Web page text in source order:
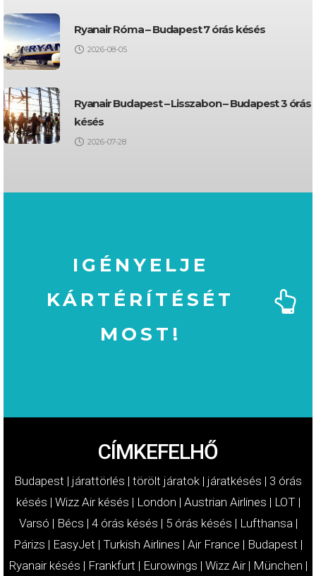
Ryanair Róma – Budapest 7 órás késés
2026-08-05
Ryanair Budapest – Lisszabon – Budapest 3 órás
késés
2026-07-28
IGÉNYELJE
KÁRTÉRÍTÉSÉT
MOST!
CÍMKEFELHŐ
Budapest | járattörlés | törölt járatok | járatkésés | 3 órás
késés | Wizz Air késés | London | Austrian Airlines | LOT|
Varsó | Bécs | 4 órás késés | 5 órás késés | Lufthansa|
Párizs | EasyJet | Turkish Airlines | Air France | Budapest |
Ryanair késés | Frankfurt | Eurowings | Wizz Air| München |